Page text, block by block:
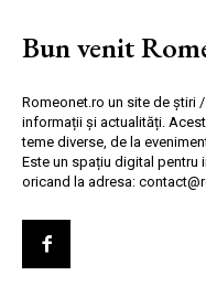
Bun venit
Romeonet.ro un site de știri
informații și actualități.
teme diverse, de la
Este un spațiu digital pentru
oricand la adresa: